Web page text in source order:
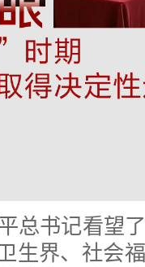
书记看望了
生界、社会